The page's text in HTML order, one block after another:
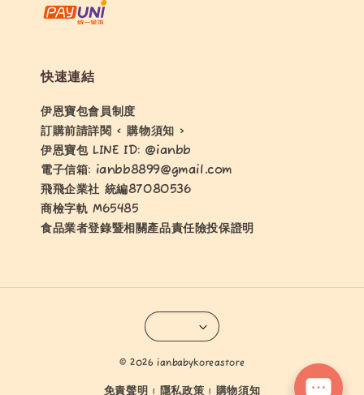
快速連結
伊恩寶包會員制度
訂購前請詳閱 < 購物須知 >
伊恩寶包 LINE ID: @ianbb
電子信箱: ianbb8899@gmail.com
飛飛企業社 統編87080536
商檢字軌 M65485
食品業者登錄暨相關產品責任險投保證明
© 2026 ianbabykoreastore
免責聲明 | 隱私政策 | 購物須知